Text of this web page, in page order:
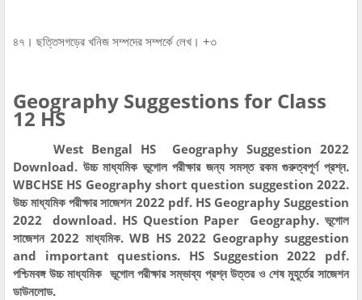
৪৭। ছত্তিসগড়ের খনিজ সম্পদের সম্পর্কে লেখ। +৩
Geography Suggestions for Class
12 HS
West Bengal HS Geography Suggestion 2022
Download. উচ্চ মাধ্যমিক ভূগোল পরীক্ষার জন্য সমস্ত রকম গুরুত্বপূর্ণ প্রশ্ন.
WBCHSE HS Geography short question suggestion 2022.
উচ্চ মাধ্যমিক পরীক্ষার সাজেশন 2022 pdf. HS Geography Suggestion
2022 download. HS Question Paper Geography. ভূগোল
সাজেশন 2022 মাধ্যমিক. WB HS 2022 Geography suggestion
and important questions. HS Suggestion 2022 pdf.
পশ্চিমবঙ্গ উচ্চ মাধ্যমিক ভূগোল পরীক্ষার সম্ভাব্য প্রশ্ন উত্তর ও শেষ মুহূর্তের সাজেশন
ডাউনলোড.